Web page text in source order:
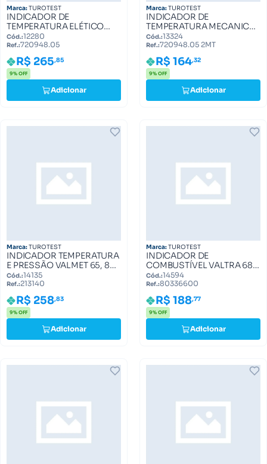
Marca:TUROTEST
INDICADOR DE
TEMPERATURA ELÉTICO
CBT, MERCEDES 720948.05
Cód.:12280
Ref.:720948.05
R$ 265,85
9% OFF
Adicionar
Marca:TUROTEST
INDICADOR DE
TEMPERATURA MECANICO
CBT, MERCEDES 720948.05
2MT
Cód.:13324
Ref.:720948.05 2MT
R$ 164,32
9% OFF
Adicionar
Marca:TUROTEST
INDICADOR TEMPERATURA
E PRESSÃO VALMET 65, 85
213140
Cód.:14135
Ref.:213140
R$ 258,83
9% OFF
Adicionar
Marca:TUROTEST
INDICADOR DE
COMBUSTÍVEL VALTRA 685,
785, 1580 80336600
Cód.:14594
Ref.:80336600
R$ 188,77
9% OFF
Adicionar